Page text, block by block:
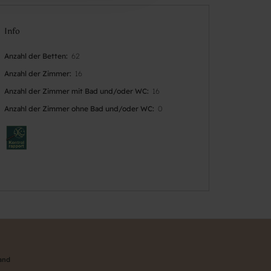
Info
Anzahl der Betten
62
Anzahl der Zimmer
16
Anzahl der Zimmer mit Bad und/oder WC
16
Anzahl der Zimmer ohne Bad und/oder WC
0